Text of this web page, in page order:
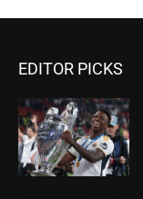
EDITOR PICKS